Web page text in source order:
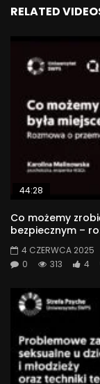
RELATED
44:28
Co możemy
bezpiecznym –
4 CZERWCA 2025
0
313 4